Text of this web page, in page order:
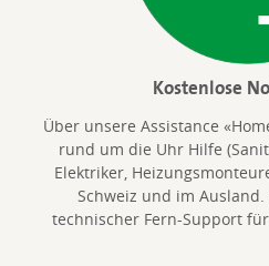
Kostenlose
Über unsere Assistance
rund um die Uhr Hilfe
Elektriker,
Schweiz und im
technischer Fern-Support